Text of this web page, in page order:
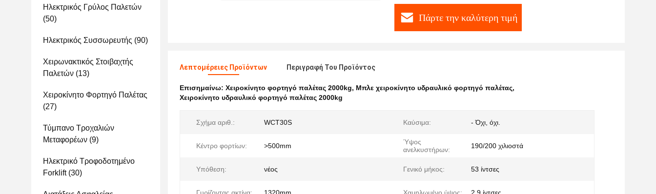
Ηλεκτρικός Γρύλος Παλετών
(50)
Ηλεκτρικός Συσσωρευτής (90)
Χειρωνακτικός Στοιβαχτής
Παλετών (13)
Χειροκίνητο Φορτηγό Παλέτας
(27)
Τύμπανο Τροχαλιών
Μεταφορέων (9)
Ηλεκτρικό Τροφοδοτημένο
Forklift(30)
Πάρτε την καλύτερη τιμή
Λεπτομέρειες Προϊόντων Περιγραφή Του Προϊόντος
Επισημαίνω: Χειροκίνητο φορτηγό παλέτας 2000kg, Μπλε χειροκίνητο υδραυλικό φορτηγό παλέτας,
Χειροκίνητο υδραυλικό φορτηγό παλέτας 2000kg
Σχήμα αριθ.: WCT30S Καύσιμα: - Όχι, όχι.
Κέντρο φορτίων: >500mm
Ύψος
ανελκυστήρων:
190/200 χιλιοστά
Υπόθεση: νέος Γενικό μήκος: 53 ίντσες